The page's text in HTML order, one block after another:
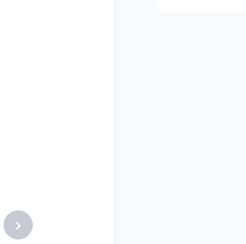
keyboard_arrow_right